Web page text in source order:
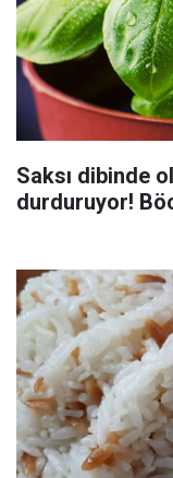
Saksı dibinde
durduruyor!